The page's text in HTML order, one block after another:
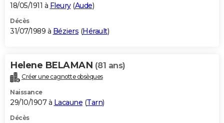
18/05/1911 à Fleury(Aude)
Décès
31/07/1989 à Béziers (Hérault)
Helene BELAMAN (81 ans)
Créer une cagnotte obsèques
Naissance
29/10/1907 à Lacaune (Tarn)
Décès